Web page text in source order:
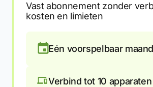
Vast abonnement zonder
kosten en limieten
Eén voorspelbaar
Verbind tot 10 apparaten